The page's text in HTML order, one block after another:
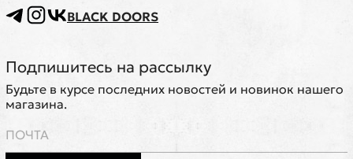
BLACK DOORS
Подпишитесь на рассылку
Будьте в курсе последних новостей и новинок нашего
магазина.